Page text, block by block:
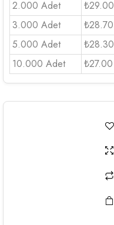
2.000 Adet
₺29.00
3.000 Adet
₺28.70
5.000 Adet
₺28.30
10.000 Adet
₺27.00